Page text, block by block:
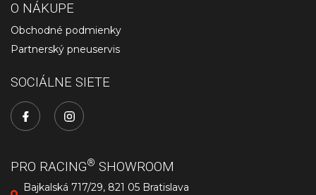
O NÁKUPE
Obchodné podmienky
Partnerský pneuservis
SOCIÁLNE SIETE
PRO RACING® SHOWROOM
Bajkalská 717/29, 821 05 Bratislava